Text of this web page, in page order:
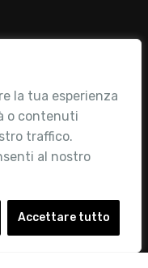
la tua esperienza
o contenuti
traffico.
al nostro
Accettare tutto